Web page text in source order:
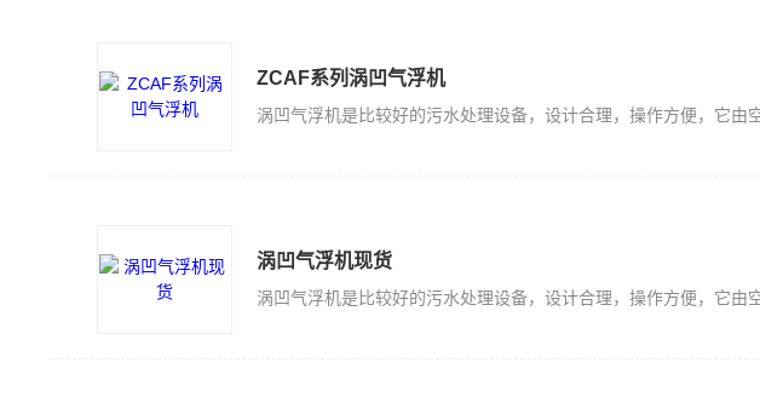
ZCAF系列涡凹气浮机
涡凹气浮机现货